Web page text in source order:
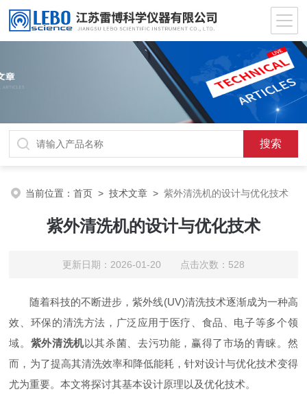
当前位置：首页 >技术文章 >紫外清洗机的设计与优化技术
紫外清洗机的设计与优化技术
更新日期：2026-01-20 点击次数：528
随着科技的不断进步，紫外线(UV)清洗技术逐渐成为一种高
效、环保的清洗方法，广泛应用于医疗、食品、电子等多个领
域。 紫外清洗机以其杀菌、去污功能，赢得了市场的青睐。然
而，为了提高其清洗效率和降低能耗，针对设计与优化技术变得
尤为重要。本文将探讨其基本设计原理以及优化技术。